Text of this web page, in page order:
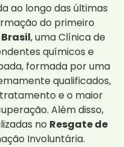
ao longo das últimas
do primeiro
, uma Clínica de
químicos e
formada por uma
qualificados,
e o maior
Além disso,
no Resgate de
Involuntária.